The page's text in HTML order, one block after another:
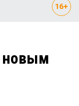
новым